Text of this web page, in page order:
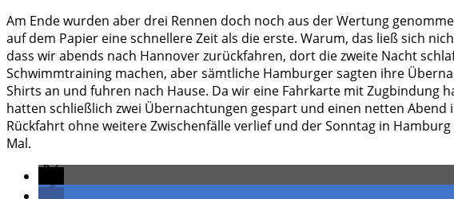
Am Ende wurden aber drei Rennen doch noch aus der Wertung
auf dem Papier eine schnellere Zeit als die erste. Warum, das ließ sich
dass wir abends nach Hannover zurückfahren, dort die zweite Nacht
Schwimmtraining machen, aber sämtliche Hamburger sagten ihre
Shirts an und fuhren nach Hause. Da wir eine Fahrkarte mit Zugbindung
hatten schließlich zwei Übernachtungen gespart und einen netten
Rückfahrt ohne weitere Zwischenfälle verlief und der Sonntag in
Mal.